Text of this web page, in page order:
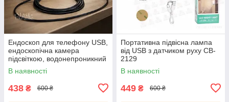
Ендоскоп для телефону USB,
ендоскопічна камера
підсвіткою, водонепроникний
бороскоп з гнучким кабелем
2 м, AND-1239
В наявності
438 ₴ 600 ₴
Портативна підвісна лампа
від USB з датчиком руху CB-
2129
В наявності
449 ₴ 600 ₴